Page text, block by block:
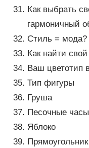
Как выбрать
гармоничный
Стиль = мода?
Как найти
Ваш цветотип
Тип фигуры
Груша
Песочные часы
Яблоко
Прямоугольник